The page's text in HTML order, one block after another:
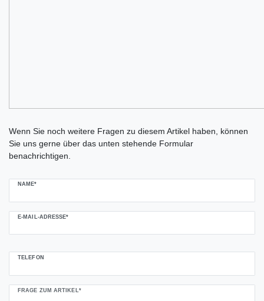
Wenn Sie noch weitere Fragen zu diesem Artikel haben, können
Sie uns gerne über das unten stehende Formular
benachrichtigen.
NAME*
E-MAIL-ADRESSE*
TELEFON
FRAGE ZUM ARTIKEL*